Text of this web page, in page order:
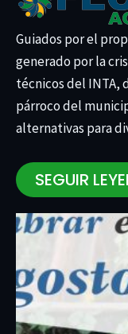
Guiados por el
generado por la
técnicos del INTA,
párroco del
alternativas para
SEGUIR